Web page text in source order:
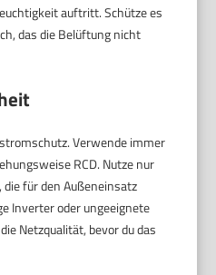
auftritt. Schütze es
das die Belüftung nicht
Verwende immer
RCD. Nutze nur
für den Außeneinsatz
Inverter oder ungeeignete
Netzqualität, bevor du das